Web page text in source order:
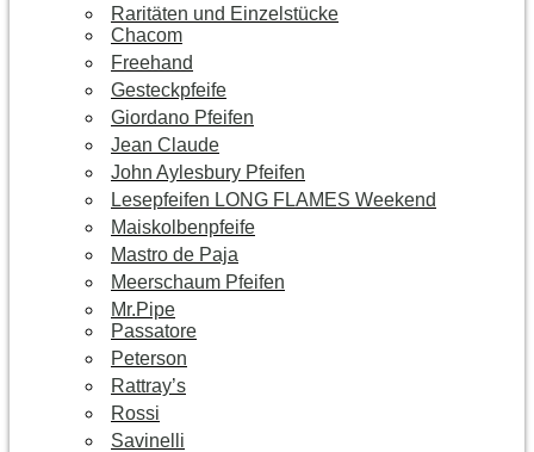
Raritäten und Einzelstücke
Chacom
Freehand
Gesteckpfeife
Giordano Pfeifen
Jean Claude
John Aylesbury Pfeifen
Lesepfeifen LONG FLAMES Weekend
Maiskolbenpfeife
Mastro de Paja
Meerschaum Pfeifen
Mr.Pipe
Passatore
Peterson
Rattray’s
Rossi
Savinelli